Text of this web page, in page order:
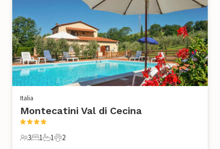
Italia
Montecatini Val di Cecina
3 Ospiti
3
1 Camera da letto
1
1 Bagno
1
2 Animali domestici
2